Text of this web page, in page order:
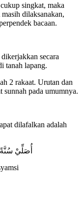
singkat, maka
dilaksanakan,
bacaan.
secara
tanah lapang.
2 rakaat. Urutan dan
sunnah pada umumnya.
dilafalkan adalah
أُصَلِّيْ